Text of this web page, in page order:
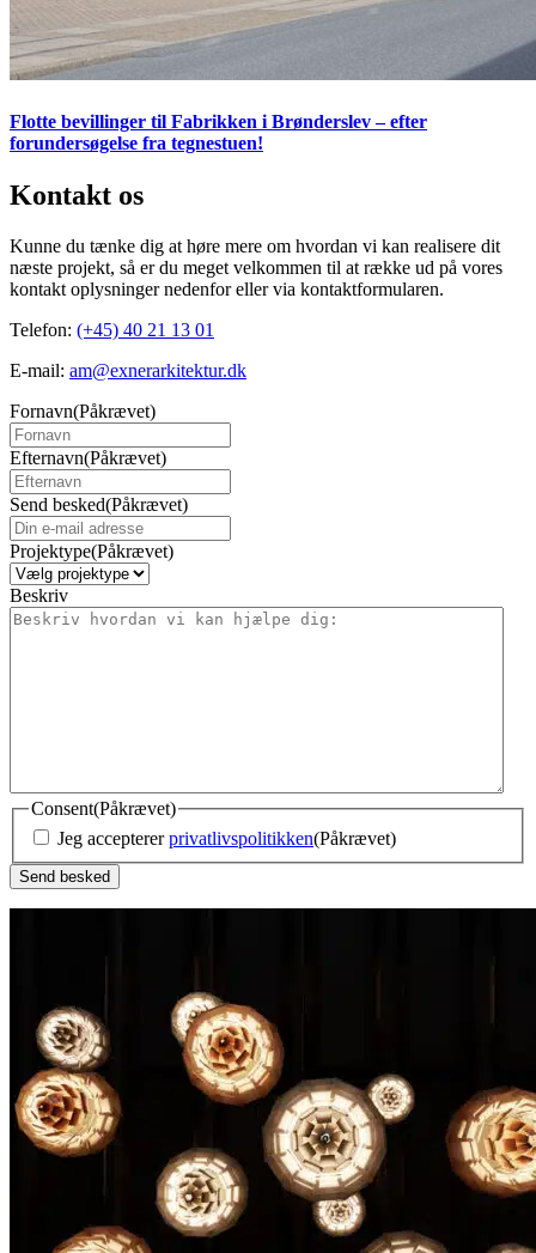
Flotte bevillinger til Fabrikken i Brønderslev – efter
forundersøgelse fra tegnestuen!
Kontakt os
Kunne du tænke dig at høre mere om hvordan vi kan realisere dit
næste projekt, så er du meget velkommen til at række ud på vores
kontakt oplysninger nedenfor eller via kontaktformularen.
Telefon: (+45) 40 21 13 01
E-mail: am@exnerarkitektur.dk
Fornavn(Påkrævet)
Efternavn(Påkrævet)
Send besked(Påkrævet)
Projektype(Påkrævet)
Beskriv
Consent(Påkrævet)
Jeg acceptererprivatlivspolitikken(Påkrævet)